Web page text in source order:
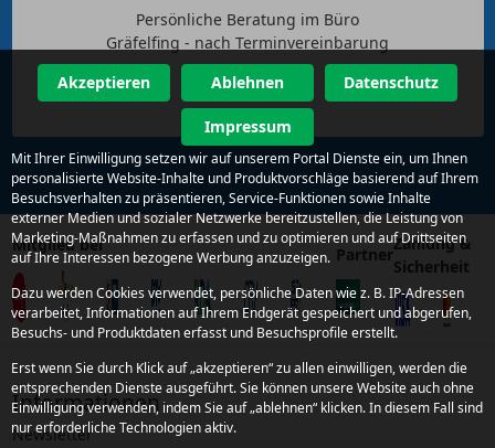
Persönliche Beratung im Büro
Gräfelfing - nach Terminvereinbarung
Mitglied bei Partner
Zahlung &
Sicherheit
Informationen
Newsletter
Akzeptieren Ablehnen Datenschutz
Impressum
Mit Ihrer Einwilligung setzen wir auf unserem Portal Dienste ein, um Ihnen
personalisierte Website-Inhalte und Produktvorschläge basierend auf Ihrem
Besuchsverhalten zu präsentieren, Service-Funktionen sowie Inhalte
externer Medien und sozialer Netzwerke bereitzustellen, die Leistung von
Marketing-Maßnahmen zu erfassen und zu optimieren und auf Drittseiten
auf Ihre Interessen bezogene Werbung anzuzeigen.
Dazu werden Cookies verwendet, persönliche Daten wie z. B. IP-Adressen
verarbeitet, Informationen auf Ihrem Endgerät gespeichert und abgerufen,
Besuchs- und Produktdaten erfasst und Besuchsprofile erstellt.
Erst wenn Sie durch Klick auf „akzeptieren“ zu allen einwilligen, werden die
entsprechenden Dienste ausgeführt. Sie können unsere Website auch ohne
Einwilligung verwenden, indem Sie auf „ablehnen“ klicken. In diesem Fall sind
nur erforderliche Technologien aktiv.